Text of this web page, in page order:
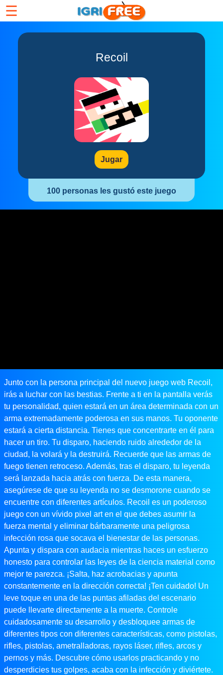
☰
Recoil
Jugar
100 personas les gustó este juego
Junto con la persona principal del nuevo juego web Recoil,
irás a luchar con las bestias. Frente a ti en la pantalla verás
tu personalidad, quien estará en un área determinada con un
arma extremadamente poderosa en sus manos. Tu oponente
estará a cierta distancia. Tienes que concentrarte en él para
hacer un tiro. Tu disparo, haciendo ruido alrededor de la
ciudad, la volará y la destruirá. Recuerde que las armas de
fuego tienen retroceso. Además, tras el disparo, tu leyenda
será lanzada hacia atrás con fuerza. De esta manera,
asegúrese de que su leyenda no se desmorone cuando se
encuentre con diferentes artículos. Recoil es un poderoso
juego con un vívido pixel art en el que debes asumir la
fuerza mental y eliminar bárbaramente una peligrosa
infección rosa que socava el bienestar de las personas.
Apunta y dispara con audacia mientras haces un esfuerzo
honesto para controlar las leyes de la ciencia material como
mejor te parezca. ¡Salta, haz acrobacias y apunta
constantemente en la dirección correcta! ¡Ten cuidado! Un
leve toque en una de las puntas afiladas del escenario
puede llevarte directamente a la muerte. Controle
cuidadosamente su desarrollo y desbloquee armas de
diferentes tipos con diferentes características, como pistolas,
rifles, pistolas, ametralladoras, rayos láser, rifles, arcos y
pernos y más. Descubre cómo usarlos practicando y no
desperdicies tus golpes, acaba con la infección y diviértete.